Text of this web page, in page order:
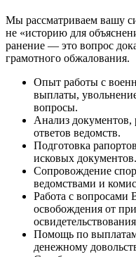
Мы рассматриваем вашу
не «историю для
ранение — это вопрос
грамотного обжалования.
Опыт работы с
выплаты,
вопросы.
Анализ
ответов ведомств.
Подготовка
исковых документов.
Сопровождение
ведомствами и
Работа с вопросами
освобождения от
Помощь по
денежному